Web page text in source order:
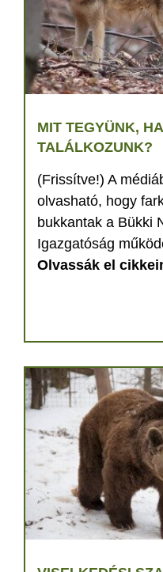
MIT TEGYÜNK,
TALÁLKOZUNK?
(Frissítve!) A
olvasható, hogy
bukkantak a Bükki
Igazgatóság
Olvassák el